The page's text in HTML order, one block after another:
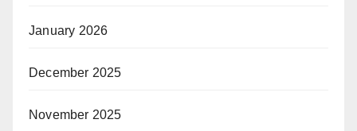
January 2026
December 2025
November 2025